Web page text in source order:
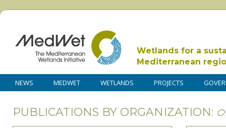
Wetlands for a
Mediterranean
NEWS MEDWET WETLANDS PROJECTS
PUBLICATIONS BY ORGANIZATION: